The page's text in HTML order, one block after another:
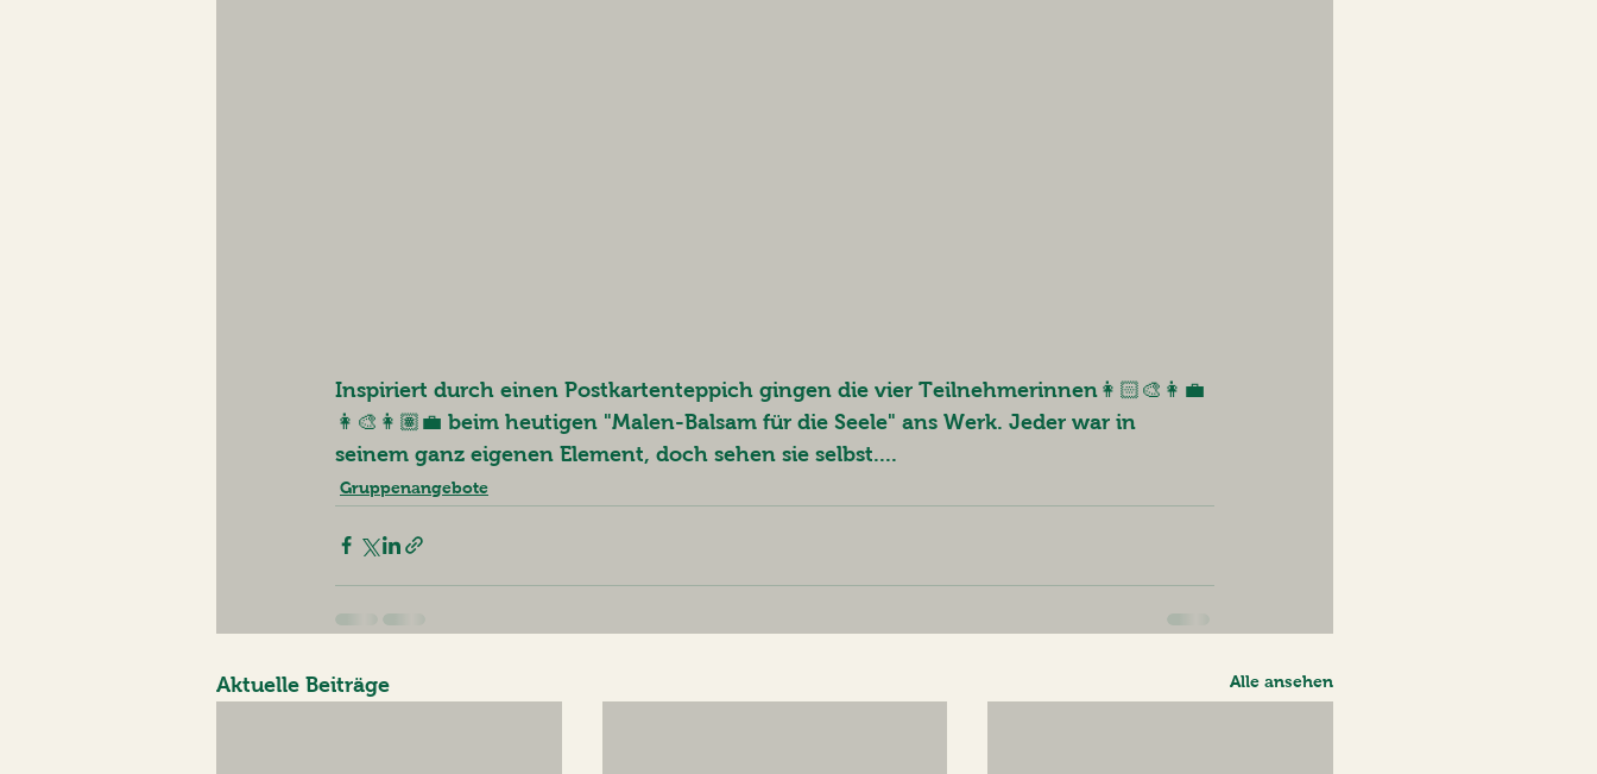
Inspiriert durch einen Postkartenteppich gingen die vier Teilnehmerinnen👩🏻‍🎨👩‍💼
👩‍🎨👩🏽‍💼 beim heutigen "Malen-Balsam für die Seele" ans Werk. Jeder war in
seinem ganz eigenen Element, doch sehen sie selbst....
Gruppenangebote
Aktuelle Beiträge Alle ansehen